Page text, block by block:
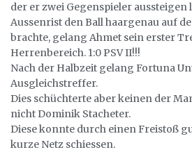
der er zwei Gegenspieler
Aussenrist den Ball haargenau auf
brachte, gelang Ahmet sein erster
Herrenbereich. 1:0 PSV II!!!
Nach der Halbzeit gelang Fortuna
Ausgleichstreffer.
Dies schüchterte aber keinen der
nicht Dominik Stacheter.
Diese konnte durch einen Freistoß
kurze Netz schiessen.